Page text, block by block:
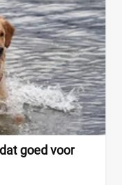
goed voor